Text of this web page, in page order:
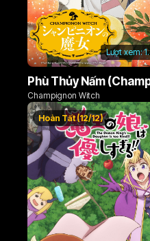
Lượt xem:
Champignon Witch
Hoàn Tất (12/12)